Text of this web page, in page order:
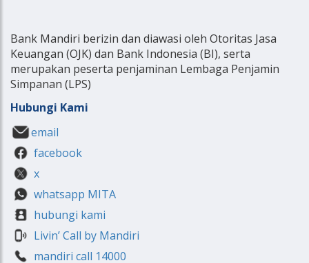
Bank Mandiri berizin dan diawasi oleh Otoritas Jasa
Keuangan (OJK) dan Bank Indonesia (BI), serta
merupakan peserta penjaminan Lembaga Penjamin
Simpanan (LPS)
Hubungi Kami
email
facebook
x
whatsapp MITA
hubungi kami
Livin’ Call by Mandiri
mandiri call 14000